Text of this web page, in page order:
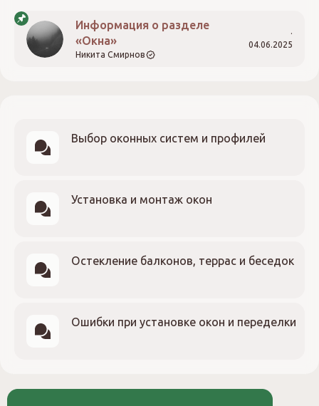
Информация о разделе
«Окна»
Никита Смирнов
04.06.2025
Выбор оконных систем и профилей
Установка и монтаж окон
Остекление балконов, террас и беседок
Ошибки при установке окон и переделки